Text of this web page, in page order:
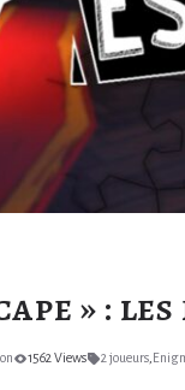
» :
1562 Views 2 joueurs